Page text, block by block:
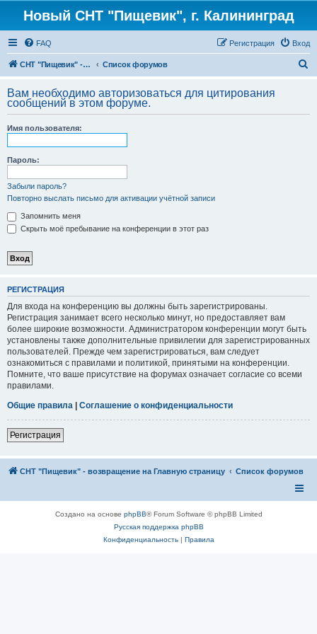
Новый СНТ "Пищевик", г. Калининград
FAQ Вход
Регистрация
СНТ "Пищевик" - возвращение на Главную страницу Список форумов
с
Вам необходимо авторизоваться для цитирования
сообщений в этом форуме.
Имя пользователя:
Пароль:
Забыли пароль?
Повторно выслать письмо для активации учётной записи
Запомнить меня
Скрыть моё пребывание на конференции в этот раз
РЕГИСТРАЦИЯ
Для входа на конференцию вы должны быть зарегистрированы.
Регистрация занимает всего несколько минут, но предоставляет вам
более широкие возможности. Администратором конференции могут быть
установлены также дополнительные привилегии для зарегистрированных
пользователей. Прежде чем зарегистрироваться, вам следует
ознакомиться с правилами и политикой, принятыми на конференции.
Помните, что ваше присутствие на форумах означает согласие со всеми
правилами.
Общие правила | Соглашение о конфиденциальности
Регистрация
СНТ "Пищевик" - возвращение на Главную страницу Список форумов
Создано на основе phpBB® Forum Software © phpBB Limited
Русская поддержка phpBB
Конфиденциальность| Правила